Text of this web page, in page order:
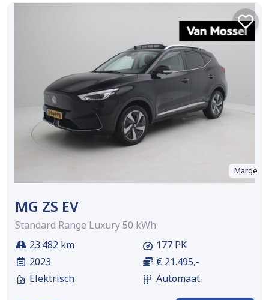
Marge
MG ZS EV
Standard Range Luxury 50 kWh
23.482 km
2023
Elektrisch
177 PK
€ 21.495,-
Automaat